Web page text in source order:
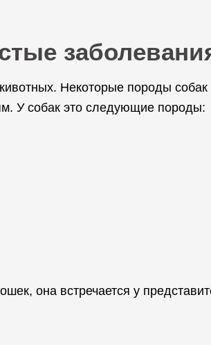
Некоторые породы собак
У собак это следующие породы:
она встречается у